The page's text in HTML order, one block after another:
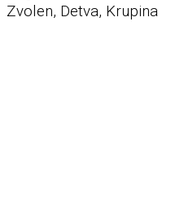
Zvolen, Detva, Krupina